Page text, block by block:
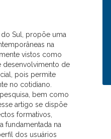
Sul, propõe uma
na
vistos como
desenvolvimento de
pois permite
no cotidiano.
bem como
artigo se dispõe
formativos,
fundamentada na
dos usuários